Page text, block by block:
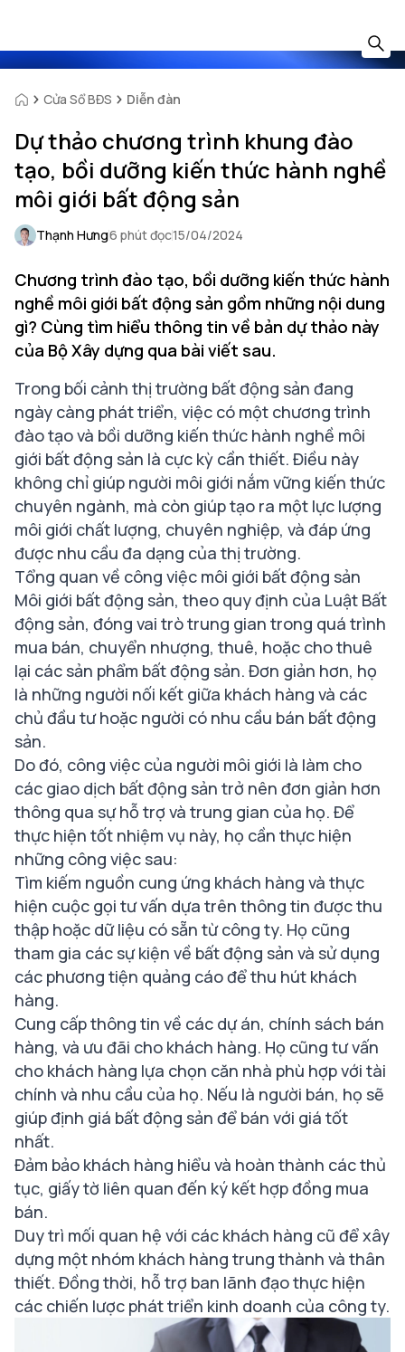
Cửa Sổ BĐS Diễn đàn
Dự thảo chương trình khung đào
tạo, bồi dưỡng kiến thức hành nghề
môi giới bất động sản
Thạnh Hưng6 phút đọc15/04/2024
Chương trình đào tạo, bồi dưỡng kiến thức hành
nghề môi giới bất động sản gồm những nội dung
gì? Cùng tìm hiểu thông tin về bản dự thảo này
của Bộ Xây dựng qua bài viết sau.
Trong bối cảnh thị trường bất động sản đang
ngày càng phát triển, việc có một chương trình
đào tạo và bồi dưỡng kiến thức hành nghề môi
giới bất động sản là cực kỳ cần thiết. Điều này
không chỉ giúp người môi giới nắm vững kiến thức
chuyên ngành, mà còn giúp tạo ra một lực lượng
môi giới chất lượng, chuyên nghiệp, và đáp ứng
được nhu cầu đa dạng của thị trường.
Tổng quan về công việc môi giới bất động sản
Môi giới bất động sản, theo quy định của Luật Bất
động sản, đóng vai trò trung gian trong quá trình
mua bán, chuyển nhượng, thuê, hoặc cho thuê
lại các sản phẩm bất động sản. Đơn giản hơn, họ
là những người nối kết giữa khách hàng và các
chủ đầu tư hoặc người có nhu cầu bán bất động
sản.
Do đó, công việc của người môi giới là làm cho
các giao dịch bất động sản trở nên đơn giản hơn
thông qua sự hỗ trợ và trung gian của họ. Để
thực hiện tốt nhiệm vụ này, họ cần thực hiện
những công việc sau:
Tìm kiếm nguồn cung ứng khách hàng và thực
hiện cuộc gọi tư vấn dựa trên thông tin được thu
thập hoặc dữ liệu có sẵn từ công ty. Họ cũng
tham gia các sự kiện về bất động sản và sử dụng
các phương tiện quảng cáo để thu hút khách
hàng.
Cung cấp thông tin về các dự án, chính sách bán
hàng, và ưu đãi cho khách hàng. Họ cũng tư vấn
cho khách hàng lựa chọn căn nhà phù hợp với tài
chính và nhu cầu của họ. Nếu là người bán, họ sẽ
giúp định giá bất động sản để bán với giá tốt
nhất.
Đảm bảo khách hàng hiểu và hoàn thành các thủ
tục, giấy tờ liên quan đến ký kết hợp đồng mua
bán.
Duy trì mối quan hệ với các khách hàng cũ để xây
dựng một nhóm khách hàng trung thành và thân
thiết. Đồng thời, hỗ trợ ban lãnh đạo thực hiện
các chiến lược phát triển kinh doanh của công ty.